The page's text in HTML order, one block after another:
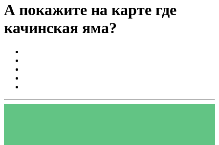
А покажите на карте где
качинская яма?